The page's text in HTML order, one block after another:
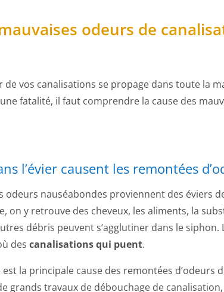
odeurs de
de vos canalisations se propage dans toute la
une fatalité, il faut comprendre la cause des
l’évier causent les remontées
odeurs nauséabondes proviennent des éviers
on y retrouve des cheveux, les aliments, la
débris peuvent s’agglutiner dans le
des canalisations qui puent.
la principale cause des remontées d’odeurs
grands travaux de débouchage de